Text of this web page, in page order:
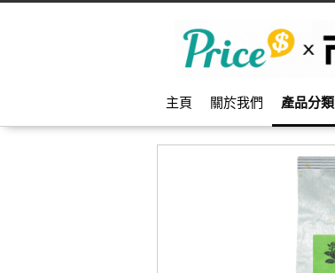
主頁 關於我們 產品分類